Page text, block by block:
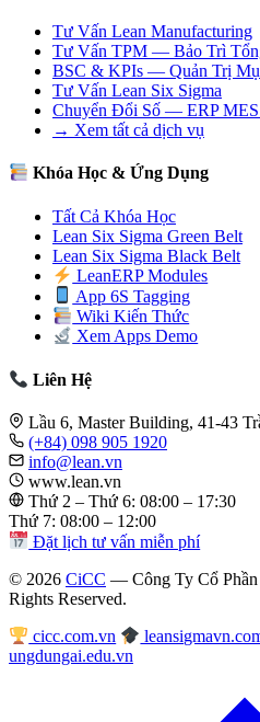
Tư Vấn Lean Manufacturing
Tư Vấn TPM — Bảo Trì
BSC & KPIs — Quản Trị
Tư Vấn Lean Six Sigma
Chuyển Đổi Số — ERP
→ Xem tất cả dịch vụ
Khóa Học & Ứng Dụng
Tất Cả Khóa Học
Lean Six Sigma Green Belt
Lean Six Sigma Black Belt
LeanERP Modules
App 6S Tagging
Wiki Kiến Thức
Xem Apps Demo
Liên Hệ
Lầu 6, Master Building, 41-43
(+84) 098 905 1920
info@lean.vn
www.lean.vn
Thứ 2 – Thứ 6: 08:00 – 17:30
Thứ 7: 08:00 – 12:00
Đặt lịch tư vấn miễn phí
© 2026 CiCC — Công Ty Cổ
Rights Reserved.
cicc.com.vn
ungdungai.edu.vn